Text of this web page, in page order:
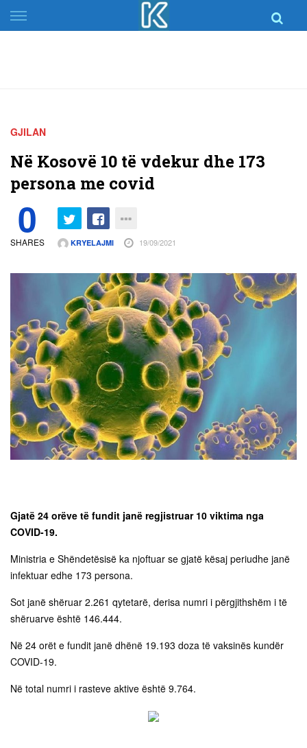
Skip
to
GJILAN
Në Kosovë 10 të vdekur dhe 173
persona me covid
0
SHARES KRYELAJMI 19/09/2021
Gjatë 24 orëve të fundit janë regjistruar 10 viktima nga
COVID-19.
Ministria e Shëndetësisë ka njoftuar se gjatë kësaj periudhe janë
infektuar edhe 173 persona.
Sot janë shëruar 2.261 qytetarë, derisa numri i përgjithshëm i të
shëruarve është 146.444.
Në 24 orët e fundit janë dhënë 19.193 doza të vaksinës kundër
COVID-19.
Në total numri i rasteve aktive është 9.764.